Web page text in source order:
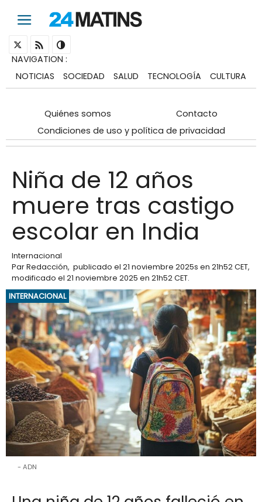
NAVIGATION :
NOTICIAS
SOCIEDAD SALUD TECNOLOGÍA CULTURA
Quiénes somos
Contacto
Condiciones de uso y política de privacidad
Niña de 12 años
muere tras castigo
escolar en India
Internacional
ParRedacción, publicado el 21 noviembre 2025s en 21h52 CET,
modificado el 21 noviembre 2025 en 21h52 CET.
INTERNACIONAL
ADN